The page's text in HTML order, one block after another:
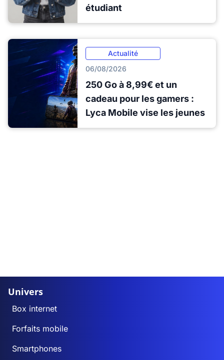
étudiant
Actualité
06/08/2026
250 Go à 8,99€ et un
cadeau pour les gamers :
Lyca Mobile vise les jeunes
Univers
Box internet
Forfaits mobile
Smartphones